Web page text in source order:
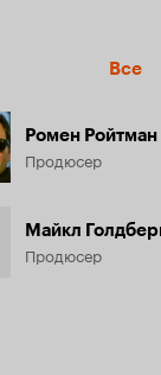
Все
Ромен Ройтман
Продюсер
Майкл
Продюсер